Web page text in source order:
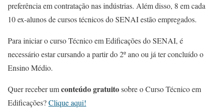
preferência em contratação nas indústrias. Além disso, 8 em cada
10 ex-alunos de cursos técnicos do SENAI estão empregados.
Para iniciar o curso Técnico em Edificações do SENAI, é
necessário estar cursando a partir do 2º ano ou já ter concluído o
Ensino Médio.
Quer receber umconteúdo gratuitosobre o Curso Técnico em
Edificações?Clique aqui!